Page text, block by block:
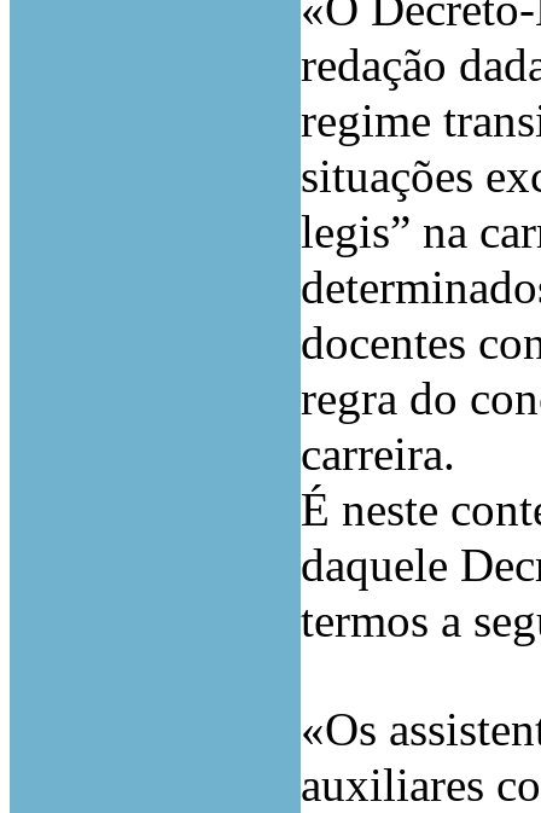
redação
regime
situações
legis” na
docentes
regra do
carreira.
É neste
daquele
termos a
«Os
auxiliares